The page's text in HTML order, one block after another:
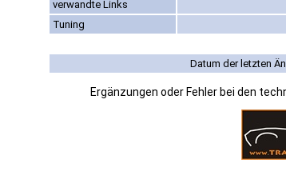
verwandte Links
Tuning
Datum der letzten
Ergänzungen oder Fehler bei den